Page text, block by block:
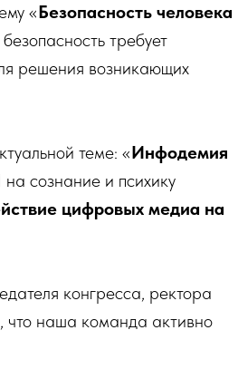
«Безопасность человека
требует
решения возникающих
теме: «Инфодемия
сознание и психику
цифровых медиа на
конгресса, ректора
что наша команда активно